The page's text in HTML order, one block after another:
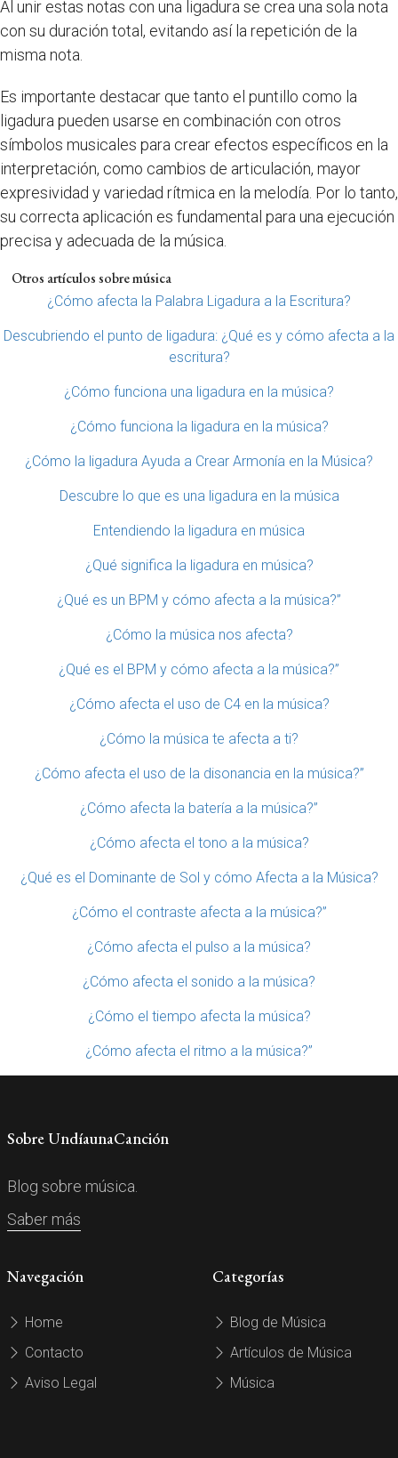
Al unir estas notas con una ligadura se crea una sola nota
con su duración total, evitando así la repetición de la
misma nota.
Es importante destacar que tanto el puntillo como la
ligadura pueden usarse en combinación con otros
símbolos musicales para crear efectos específicos en la
interpretación, como cambios de articulación, mayor
expresividad y variedad rítmica en la melodía. Por lo tanto,
su correcta aplicación es fundamental para una ejecución
precisa y adecuada de la música.
Otros artículos sobre música
¿Cómo afecta la Palabra Ligadura a la Escritura?
Descubriendo el punto de ligadura: ¿Qué es y cómo afecta a la
escritura?
¿Cómo funciona una ligadura en la música?
¿Cómo funciona la ligadura en la música?
¿Cómo la ligadura Ayuda a Crear Armonía en la Música?
Descubre lo que es una ligadura en la música
Entendiendo la ligadura en música
¿Qué significa la ligadura en música?
¿Qué es un BPM y cómo afecta a la música?”
¿Cómo la música nos afecta?
¿Qué es el BPM y cómo afecta a la música?”
¿Cómo afecta el uso de C4 en la música?
¿Cómo la música te afecta a ti?
¿Cómo afecta el uso de la disonancia en la música?”
¿Cómo afecta la batería a la música?”
¿Cómo afecta el tono a la música?
¿Qué es el Dominante de Sol y cómo Afecta a la Música?
¿Cómo el contraste afecta a la música?”
¿Cómo afecta el pulso a la música?
¿Cómo afecta el sonido a la música?
¿Cómo el tiempo afecta la música?
¿Cómo afecta el ritmo a la música?”
Sobre UndíaunaCanción
Blog sobre música.
Saber más
Navegación
Home
Contacto
Aviso Legal
Categorías
Blog de Música
Artículos de Música
Música